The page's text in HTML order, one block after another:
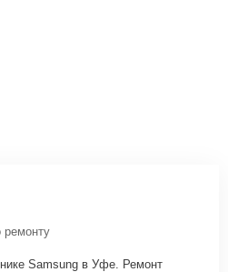
ремонту
Samsung в Уфе. Ремонт